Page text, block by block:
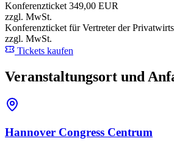
Digitalisierung und zur Gestaltung
Konferenzticket 349,00 EUR
zzgl. MwSt.
Konferenzticket für Vertreter der
zzgl. MwSt.
Tickets kaufen
Veranstaltungsort und
Hannover Congress Centrum